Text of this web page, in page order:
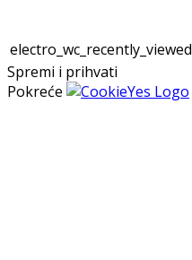
electro_wc_recently_viewed
Spremi i prihvati
Pokreće